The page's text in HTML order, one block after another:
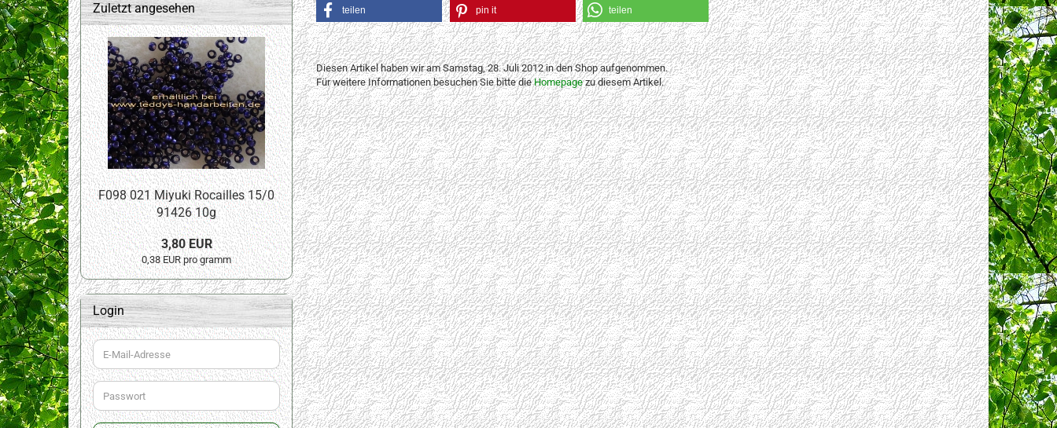
teilen pin it teilen
Diesen Artikel haben wir am Samstag, 28. Juli 2012 in den Shop aufgenommen.
Für weitere Informationen besuchen Sie bitte dieHomepagezu diesem Artikel.
Zuletzt angesehen
F098 021 Miyuki Rocailles 15/0
91426 10g
3,80 EUR
0,38 EUR pro gramm
Login
E-
Mail-
Adresse
Passwort